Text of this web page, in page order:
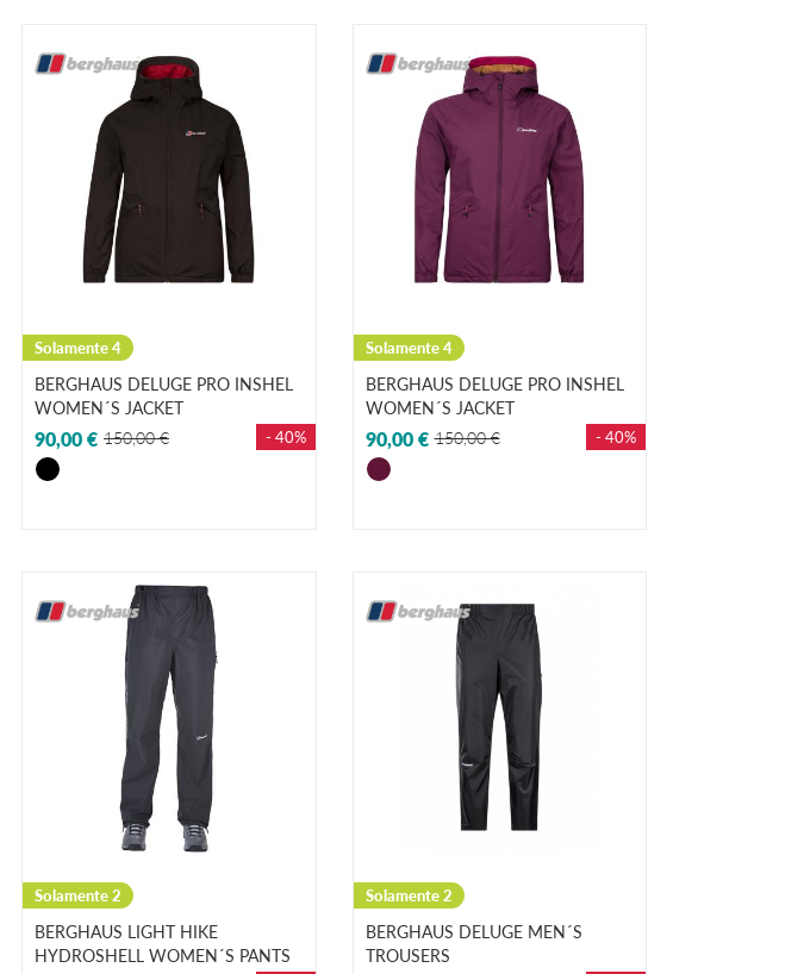
Solamente 4
BERGHAUS DELUGE PRO INSHEL
WOMEN´S JACKET
90,00 € 150,00 € - 40%
Solamente 4
BERGHAUS DELUGE PRO INSHEL
WOMEN´S JACKET
90,00 € 150,00 € - 40%
Solamente 2
BERGHAUS LIGHT HIKE
HYDROSHELL WOMEN´S PANTS
Solamente 2
BERGHAUS DELUGE MEN´S
TROUSERS